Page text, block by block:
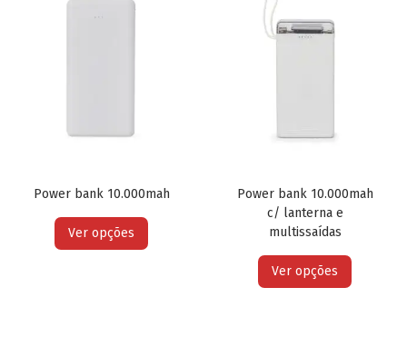
Power bank 10.000mah
Ver opções
Power bank 10.000mah
c/ lanterna e
multissaídas
Ver opções